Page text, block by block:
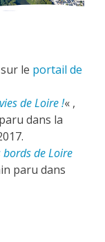
le portail de
de Loire !« ,
dans la
bords de Loire
paru dans